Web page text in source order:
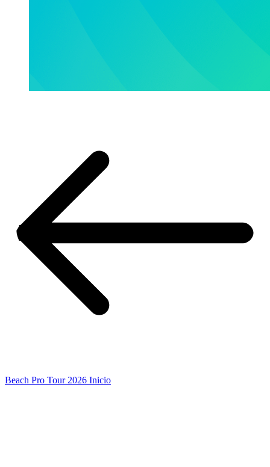
Beach Pro Tour 2026 Inicio